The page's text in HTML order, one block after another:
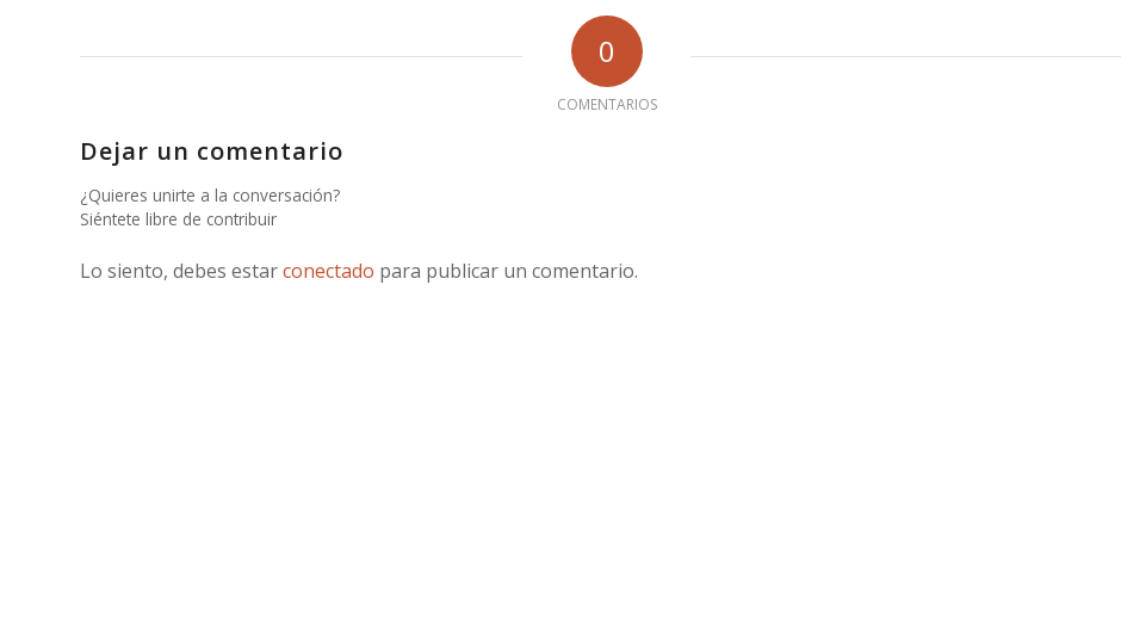
0
COMENTARIOS
Dejar un comentario
¿Quieres unirte a la conversación?
Siéntete libre de contribuir
Lo siento, debes estarconectado para publicar un comentario.